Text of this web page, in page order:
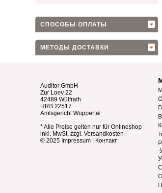
СПОСОБЫ ОПЛАТЫ
МЕТОДЫ ДОСТАВКИ
Auditor GmbH
Zur Loev 22
42489 Wülfrath
HRB 22517
Amtsgericht Wuppertal
* Alle Preise gelten nur für Onlineshop
inkl. MwSt, zzgl. Versandkosten
© 2025 Impressum Контакт
-